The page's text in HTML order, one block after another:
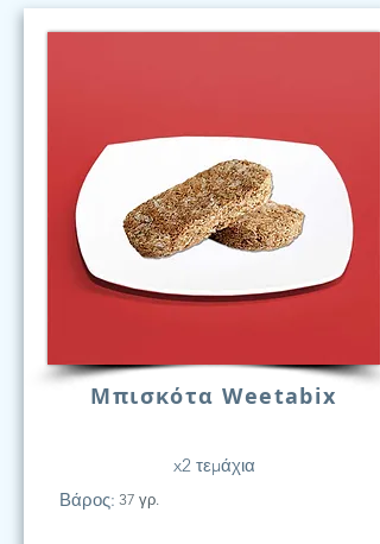
Μπισκότα Weetabix
x2 τεμάχια
Βάρος: 37 γρ.